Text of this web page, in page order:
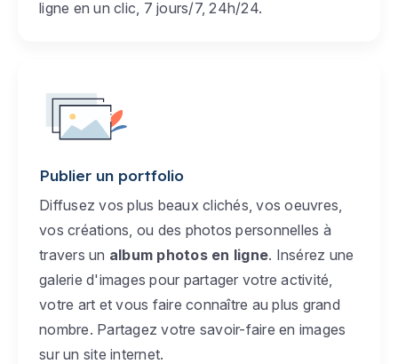
ligne en un clic, 7 jours/7, 24h/24.
Publier un portfolio
Diffusez vos plus beaux clichés, vos oeuvres,
vos créations, ou des photos personnelles à
travers un album photos en ligne. Insérez une
galerie d'images pour partager votre activité,
votre art et vous faire connaître au plus grand
nombre. Partagez votre savoir-faire en images
sur un site internet.